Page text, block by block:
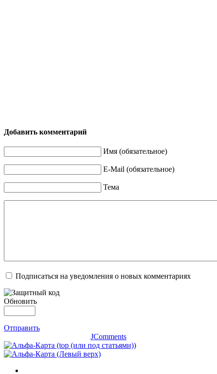
Добавить комментарий
Имя (обязательное)
E-Mail (обязательное)
Тема
Подписаться на уведомления о новых комментариях
Обновить
Отправить
JComments